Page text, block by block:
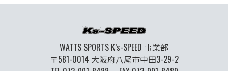
WATTS SPORTS K’s-SPEED 事業部
〒581-0014 大阪府八尾市中田3-29-2